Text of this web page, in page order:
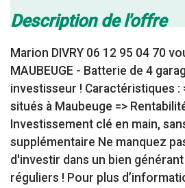
description de l'offre
Marion DIVRY 06 12 95 04 70
MAUBEUGE - Batterie de 4
investisseur ! Caractéristiques :
situés à Maubeuge =>
Investissement clé en main,
supplémentaire Ne manquez
d'investir dans un bien
réguliers ! Pour plus